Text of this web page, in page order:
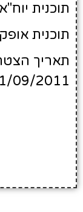
תוכנית
תוכנית
תאריך
09/2011